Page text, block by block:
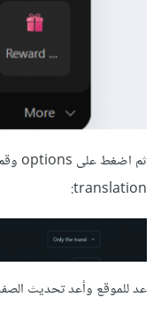
translation:
عد للموقع وأعد تحديث